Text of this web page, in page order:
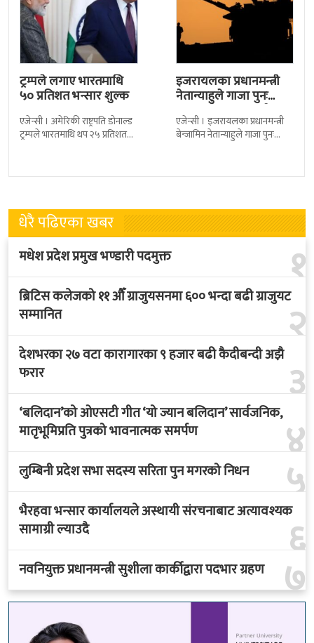
ट्रम्पले लगाए भारतमाथि
५० प्रतिशत भन्सार शुल्क
एजेन्सी । अमेरिकी राष्ट्रपति डोनाल्ड
ट्रम्पले भारतमाथि थप २५ प्रतिशत
इजरायलका प्रधानमन्त्री
नेतान्याहुले गाजा पुनः
कब्जाको प्रस्ताव राखे
एजेन्सी । इजरायलका प्रधानमन्त्री
बेन्जामिन नेतान्याहुले गाजा पुनः
लगायत धेरै
धेरै पढिएका खबर
१
मधेश प्रदेश प्रमुख भण्डारी पदमुक्त
२
ब्रिटिस कलेजको ११ औँ ग्राजुयसनमा ६०० भन्दा बढी ग्राजुयट
सम्मानित
३
देशभरका २७ वटा कारागारका ९ हजार बढी कैदीबन्दी अझै
फरार
४
‘बलिदान’को ओएसटी गीत ‘यो ज्यान बलिदान’ सार्वजनिक,
मातृभूमिप्रति पुत्रको भावनात्मक समर्पण
५
लुम्बिनी प्रदेश सभा सदस्य सरिता पुन मगरको निधन
६
भैरहवा भन्सार कार्यालयले अस्थायी संरचनाबाट अत्यावश्यक
सामाग्री ल्याउदै
७
नवनियुक्त प्रधानमन्त्री सुशीला कार्कीद्वारा पदभार ग्रहण